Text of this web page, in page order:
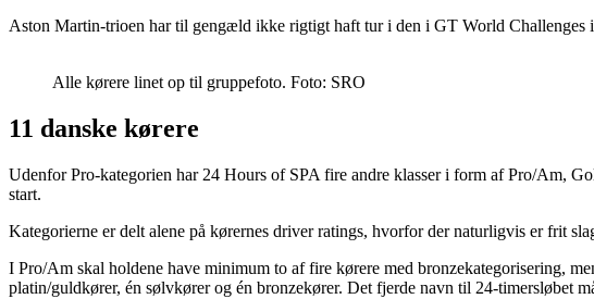
Aston Martin-trioen har til gengæld ikke rigtigt haft tur i den i GT World Challenges
Alle kørere linet op til gruppefoto. Foto: SRO
11 danske kørere
Udenfor Pro-kategorien har 24 Hours of SPA fire andre klasser i form af Pro/Am,
start.
Kategorierne er delt alene på kørernes driver ratings, hvorfor der naturligvis er frit
I Pro/Am skal holdene have minimum to af fire kørere med bronzekategorisering,
platin/guldkører, én sølvkører og én bronzekører. Det fjerde navn til 24-timersløbet